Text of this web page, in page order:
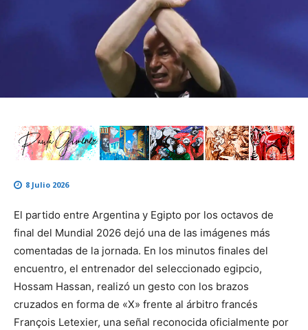
8 Julio 2026
El partido entre Argentina y Egipto por los octavos de
final del Mundial 2026 dejó una de las imágenes más
comentadas de la jornada. En los minutos finales del
encuentro, el entrenador del seleccionado egipcio,
Hossam Hassan, realizó un gesto con los brazos
cruzados en forma de «X» frente al árbitro francés
François Letexier, una señal reconocida oficialmente por